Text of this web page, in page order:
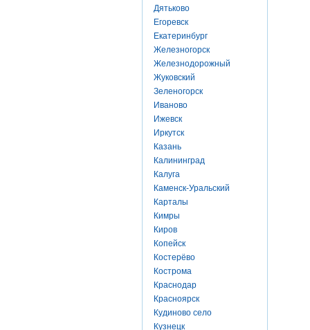
Дятьково
Егоревск
Екатеринбург
Железногорск
Железнодорожный
Жуковский
Зеленогорск
Иваново
Ижевск
Иркутск
Казань
Калининград
Калуга
Каменск-Уральский
Карталы
Кимры
Киров
Копейск
Костерёво
Кострома
Краснодар
Красноярск
Кудиново село
Кузнецк